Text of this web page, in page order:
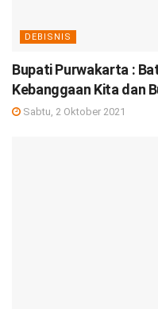
DEBISNIS
Bupati Purwakarta :
Kebanggaan Kita dan
Sabtu, 2 Oktober 2021